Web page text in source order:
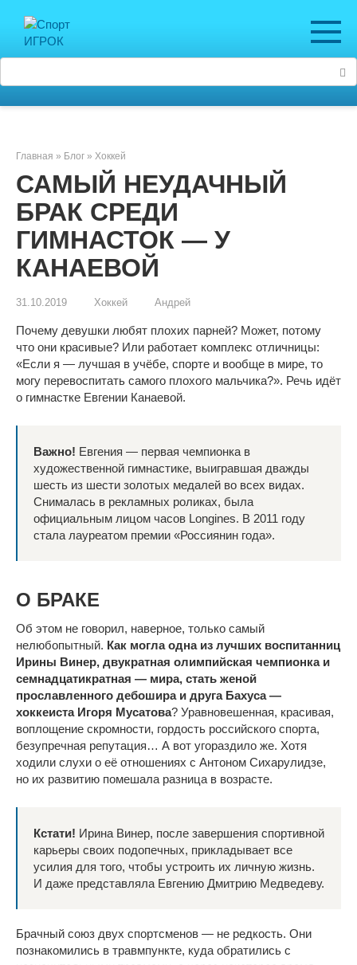
контенту
Главная » Блог » Хоккей
САМЫЙ НЕУДАЧНЫЙ
БРАК СРЕДИ
ГИМНАСТОК — У
КАНАЕВОЙ
31.10.2019 Хоккей Андрей
Почему девушки любят плохих парней? Может, потому
что они красивые? Или работает комплекс отличницы:
«Если я — лучшая в учёбе, спорте и вообще в мире, то
могу перевоспитать самого плохого мальчика?». Речь идёт
о гимнастке Евгении Канаевой.
Важно! Евгения — первая чемпионка в
художественной гимнастике, выигравшая дважды
шесть из шести золотых медалей во всех видах.
Снималась в рекламных роликах, была
официальным лицом часов Longines. В 2011 году
стала лауреатом премии «Россиянин года».
О БРАКЕ
Об этом не говорил, наверное, только самый
нелюбопытный. Как могла одна из лучших воспитанниц
Ирины Винер, двукратная олимпийская чемпионка и
семнадцатикратная — мира, стать женой
прославленного дебошира и друга Бахуса —
хоккеиста Игоря Мусатова? Уравновешенная, красивая,
воплощение скромности, гордость российского спорта,
безупречная репутация… А вот угораздило же. Хотя
ходили слухи о её отношениях с Антоном Сихарулидзе,
но их развитию помешала разница в возрасте.
Кстати! Ирина Винер, после завершения спортивной
карьеры своих подопечных, прикладывает все
усилия для того, чтобы устроить их личную жизнь.
И даже представляла Евгению Дмитрию Медведеву.
Брачный союз двух спортсменов — не редкость. Они
познакомились в травмпункте, куда обратились с